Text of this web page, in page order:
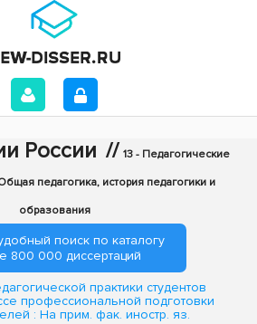
России // 13 - Педагогические
педагогика, история педагогики и
образования
поиск по каталогу
800 000 диссертаций
практики студентов
профессиональной подготовки
: На прим. фак. иностр. яз.